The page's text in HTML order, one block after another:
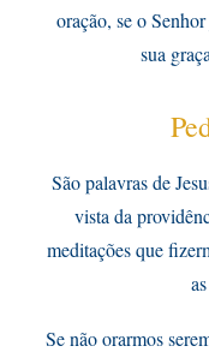
oração, se o
sua
São palavras de
vista da
meditações que
Se não orarmos